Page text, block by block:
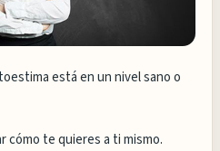
está en un nivel sano o
cómo te quieres a ti mismo.